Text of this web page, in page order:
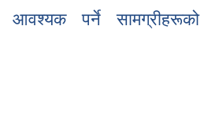
आवश्यक पर्ने सामग्रीहरूको